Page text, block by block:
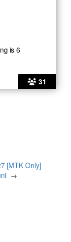
31
is 6
[MTK Only]
→